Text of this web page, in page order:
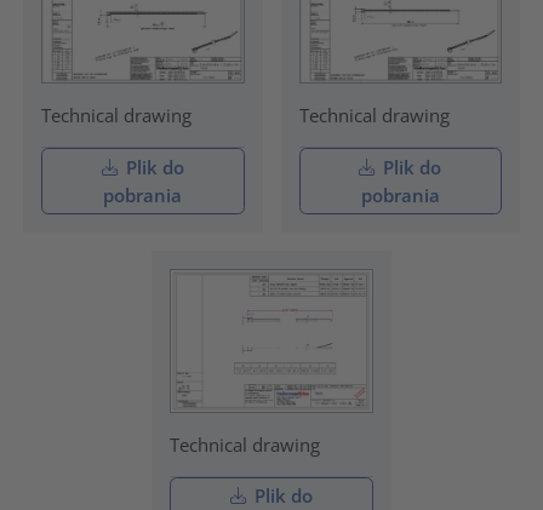
Technical drawing
Plik do
pobrania
Technical drawing
Plik do
pobrania
Technical drawing
Plik do